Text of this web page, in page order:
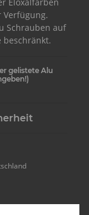
Schrauben auf
beschränkt.
gelistete Alu